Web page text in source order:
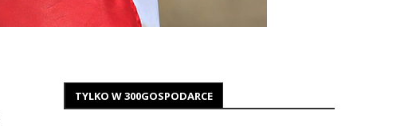
TYLKO W 300GOSPODARCE